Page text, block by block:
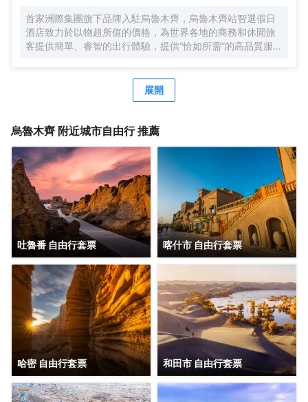
首家洲際集團旗下品牌入駐烏魯木齊，烏魯木齊站智選假日
酒店致力於以物超所值的價格，為世界各地的商務和休閒旅
客提供簡單、睿智的出行體驗，提供“恰如所需”的高品質服
活力，誠邀您在到訪烏魯木齊時獲享舒適與便利。
展開
烏魯木齊 附近城市自由行 推薦
吐魯番 自由行套票 喀什市 自由行套票
哈密 自由行套票 和田市 自由行套票